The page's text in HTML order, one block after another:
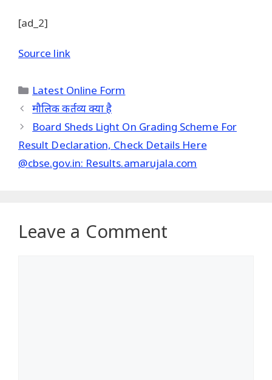
[ad_2]
Source link
Categories
Latest Online Form
मौलिक कर्तव्य क्या है
Board Sheds Light On Grading Scheme For
Result Declaration, Check Details Here
@cbse.gov.in: Results.amarujala.com
Leave a Comment